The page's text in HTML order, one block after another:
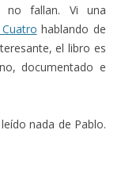
no fallan. Vi una
Cuatro hablando de
el libro es
documentado e
nada de Pablo.